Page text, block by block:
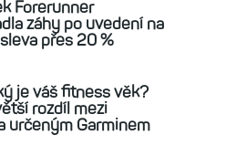
Forerunner
záhy po uvedení na
přes 20 %
je váš fitness věk?
rozdíl mezi
určeným Garminem